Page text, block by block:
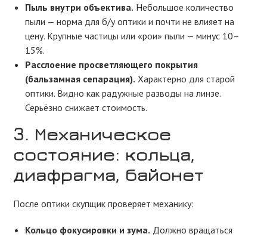
Пыль внутри объектива. Небольшое количество
пыли — норма для б/у оптики и почти не влияет на
цену. Крупные частицы или «рои» пыли — минус 10–
15%.
Расслоение просветляющего покрытия
(бальзамная сепарация). Характерно для старой
оптики. Видно как радужные разводы на линзе.
Серьёзно снижает стоимость.
3. Механическое
состояние: кольца,
диафрагма, байонет
После оптики скупщик проверяет механику:
Кольцо фокусировки и зума. Должно вращаться